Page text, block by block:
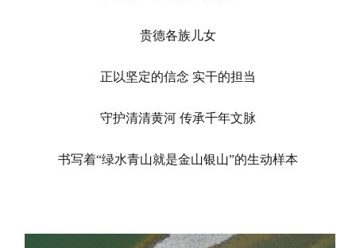
贵德各族儿女
正以坚定的信念 实干的担当
守护清清黄河 传承千年文脉
书写着“绿水青山就是金山银山”的生动样本